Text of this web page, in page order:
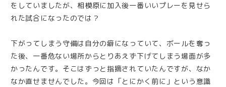
をしていましたが、相模原に加入後一番いいプレーを見せら
れた試合になったのでは？
下がってしまう守備は自分の癖になっていて、ボールを奪っ
た後、一番危ない場所からとりあえず下げてしまう場面が多
かったんです。そこはずっと指摘されていたんですが、なか
なか直せませんでした。今回は「とにかく前に」という意識